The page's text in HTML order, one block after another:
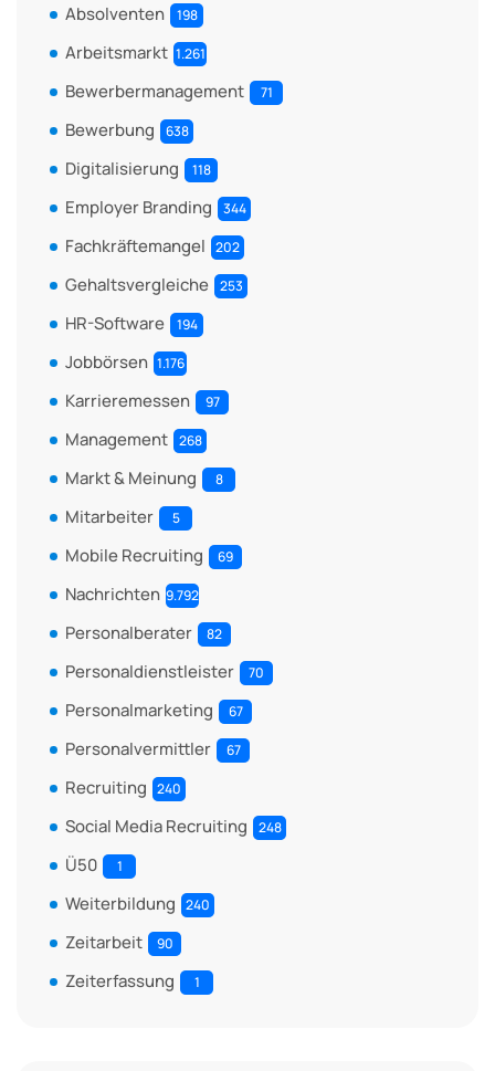
Absolventen 198
Arbeitsmarkt 1.261
Bewerbermanagement 71
Bewerbung 638
Digitalisierung 118
Employer Branding 344
Fachkräftemangel 202
Gehaltsvergleiche 253
HR-Software 194
Jobbörsen 1.176
Karrieremessen 97
Management 268
Markt & Meinung 8
Mitarbeiter 5
Mobile Recruiting 69
Nachrichten 9.792
Personalberater 82
Personaldienstleister 70
Personalmarketing 67
Personalvermittler 67
Recruiting 240
Social Media Recruiting 248
Ü50 1
Weiterbildung 240
Zeitarbeit 90
Zeiterfassung 1